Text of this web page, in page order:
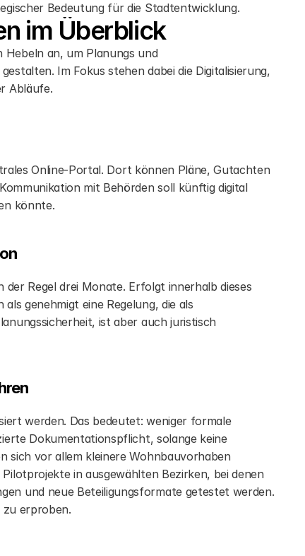
Bedeutung für die Stadtentwicklung.
im Überblick
an, um Planungs und
Im Fokus stehen dabei die Digitalisierung,
Abläufe.
Online-Portal. Dort können Pläne, Gutachten
mit Behörden soll künftig digital
könnte.
Regel drei Monate. Erfolgt innerhalb dieses
genehmigt eine Regelung, die als
ist aber auch juristisch
werden. Das bedeutet: weniger formale
Dokumentationspflicht, solange keine
sich vor allem kleinere Wohnbauvorhaben
in ausgewählten Bezirken, bei denen
und neue Beteiligungsformate getestet werden.
zu erproben.